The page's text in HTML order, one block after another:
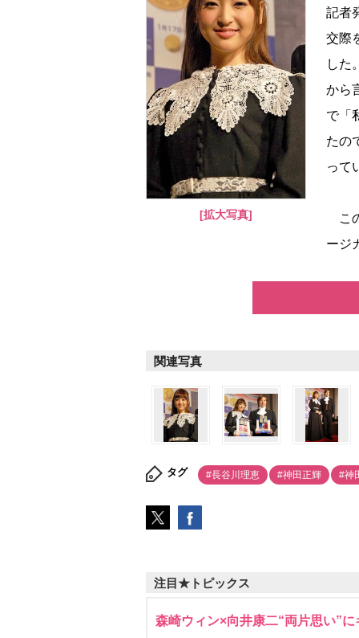
[拡大写真]
記者
交際
した
から
で「
たの
って
こ
ージ
関連写真
タグ #長谷川理恵 #神田正輝 #神
注目★トピックス
森崎ウィン×向井康二“両片思い”